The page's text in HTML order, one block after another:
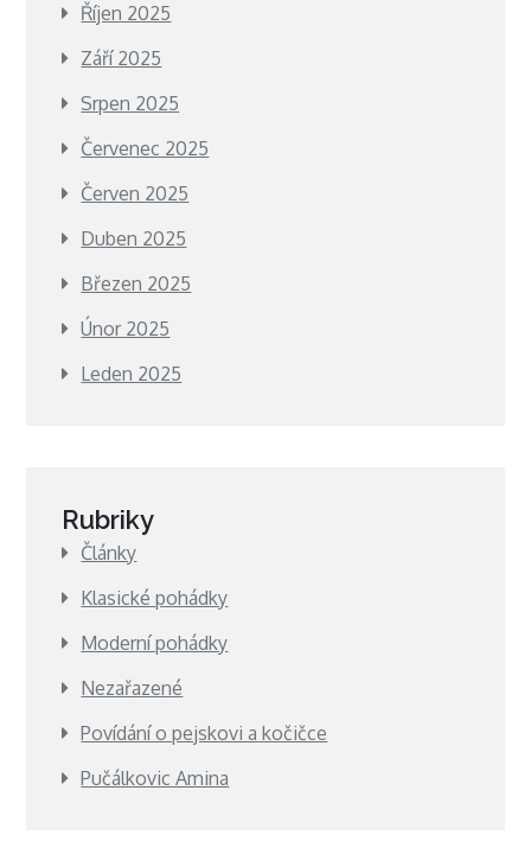
Říjen 2025
Září 2025
Srpen 2025
Červenec 2025
Červen 2025
Duben 2025
Březen 2025
Únor 2025
Leden 2025
Rubriky
Články
Klasické pohádky
Moderní pohádky
Nezařazené
Povídání o pejskovi a kočičce
Pučálkovic Amina